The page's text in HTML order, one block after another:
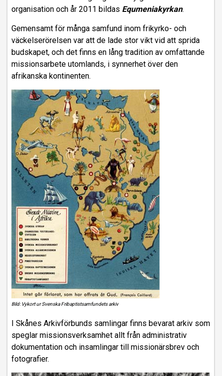
organisation och år 2011 bildas Equmeniakyrkan.
Gemensamt för många samfund inom frikyrko- och
väckelserörelsen var att de lade stor vikt vid att sprida
budskapet, och det finns en lång tradition av omfattande
missionsarbete utomlands, i synnerhet över den
afrikanska kontinenten.
Bild: Vykort ur Svenska Fribaptistsamfundets arkiv
I Skånes Arkivförbunds samlingar finns bevarat arkiv som
speglar missionsverksamhet allt från administrativ
dokumentation och insamlingar till missionärsbrev och
fotografier.